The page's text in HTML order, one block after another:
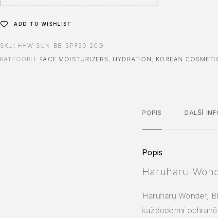
:
ADD TO WISHLIST
SKU: HHW-SUN-BB-SPF50-20G
KATEGORIÍ: FACE MOISTURIZERS HYDRATION KOREAN
POPIS DALŠÍ
Popis
Haruharu
Haruharu Wonder,
každodenní